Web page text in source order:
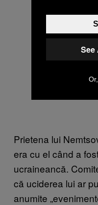
Prietena lui
era cu el când a
ucraineancă.
că uciderea lui ar
anumite
See